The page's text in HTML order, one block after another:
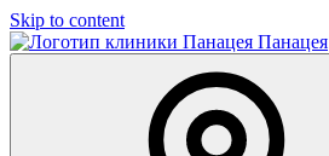
Skip to content
Панацея